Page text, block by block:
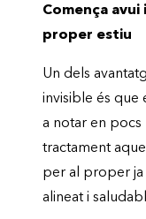
Comença avui
proper estiu
Un dels
invisible és que
a notar en pocs
tractament
per al proper ja
alineat i